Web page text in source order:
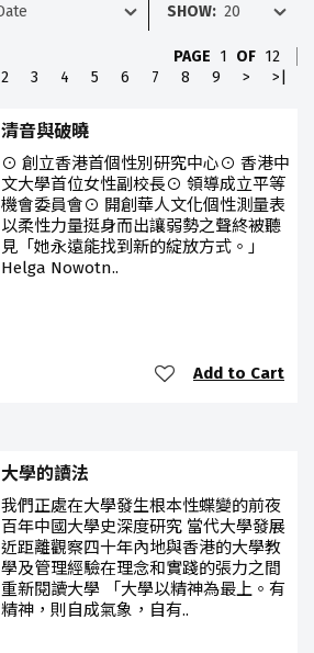
SHOW:
PAGE 1 OF 12
2 3 4 5 6 7 8 9 > >|
清音與破曉
⊙ 創立香港首個性別研究中心⊙ 香港中
文大學首位女性副校長⊙ 領導成立平等
機會委員會⊙ 開創華人文化個性測量表
以柔性力量挺身而出讓弱勢之聲終被聽
見「她永遠能找到新的綻放方式。」
Helga Nowotn..
Add to Cart
大學的讀法
我們正處在大學發生根本性蝶變的前夜
百年中國大學史深度研究 當代大學發展
近距離觀察四十年內地與香港的大學教
學及管理經驗在理念和實踐的張力之間
重新閱讀大學 「大學以精神為最上。有
精神，則自成氣象，自有..